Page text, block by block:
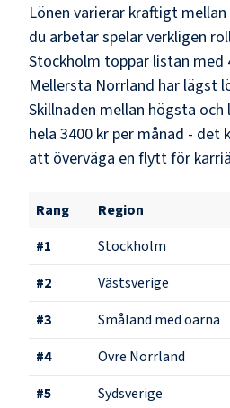
Lönen varierar kraftigt
du arbetar spelar verkligen
Stockholm toppar listan med
Mellersta Norrland har lägst
Skillnaden mellan högsta
hela 3400 kr per månad - det
att överväga en flytt för
Rang Region
#1 Stockholm
#2 Västsverige
#3 Småland med öarna
#4 Övre Norrland
#5 Sydsverige